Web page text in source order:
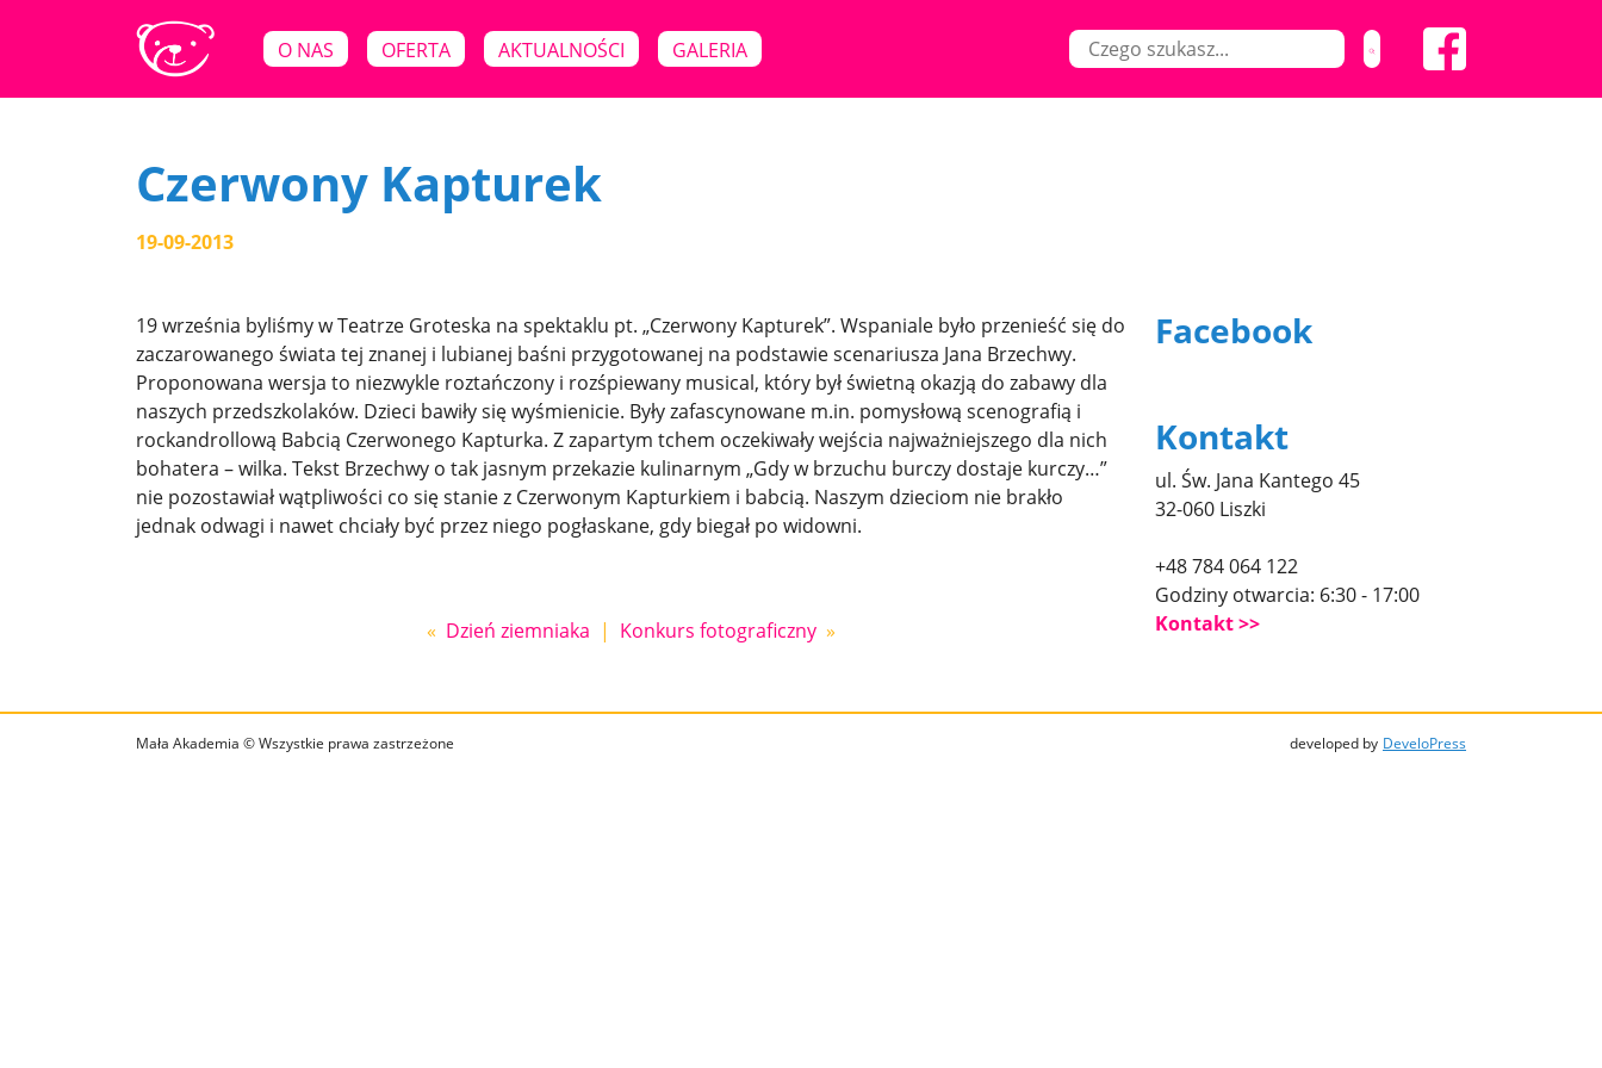
O NAS OFERTA AKTUALNOŚCI GALERIA
Czerwony Kapturek
19-09-2013
19 września byliśmy w Teatrze Groteska na spektaklu pt. „Czerwony Kapturek”. Wspaniale było przenieść się do
zaczarowanego świata tej znanej i lubianej baśni przygotowanej na podstawie scenariusza Jana Brzechwy.
Proponowana wersja to niezwykle roztańczony i rozśpiewany musical, który był świetną okazją do zabawy dla
naszych przedszkolaków. Dzieci bawiły się wyśmienicie. Były zafascynowane m.in. pomysłową scenografią i
rockandrollową Babcią Czerwonego Kapturka. Z zapartym tchem oczekiwały wejścia najważniejszego dla nich
bohatera – wilka. Tekst Brzechwy o tak jasnym przekazie kulinarnym „Gdy w brzuchu burczy dostaje kurczy…”
nie pozostawiał wątpliwości co się stanie z Czerwonym Kapturkiem i babcią. Naszym dzieciom nie brakło
jednak odwagi i nawet chciały być przez niego pogłaskane, gdy biegał po widowni.
« Dzień ziemniaka | Konkurs fotograficzny »
Facebook
Kontakt
ul. Św. Jana Kantego 45
32-060 Liszki
+48 784 064 122
Godziny otwarcia: 6:30 - 17:00
Kontakt
Mała Akademia © Wszystkie prawa zastrzeżone developed by DeveloPress